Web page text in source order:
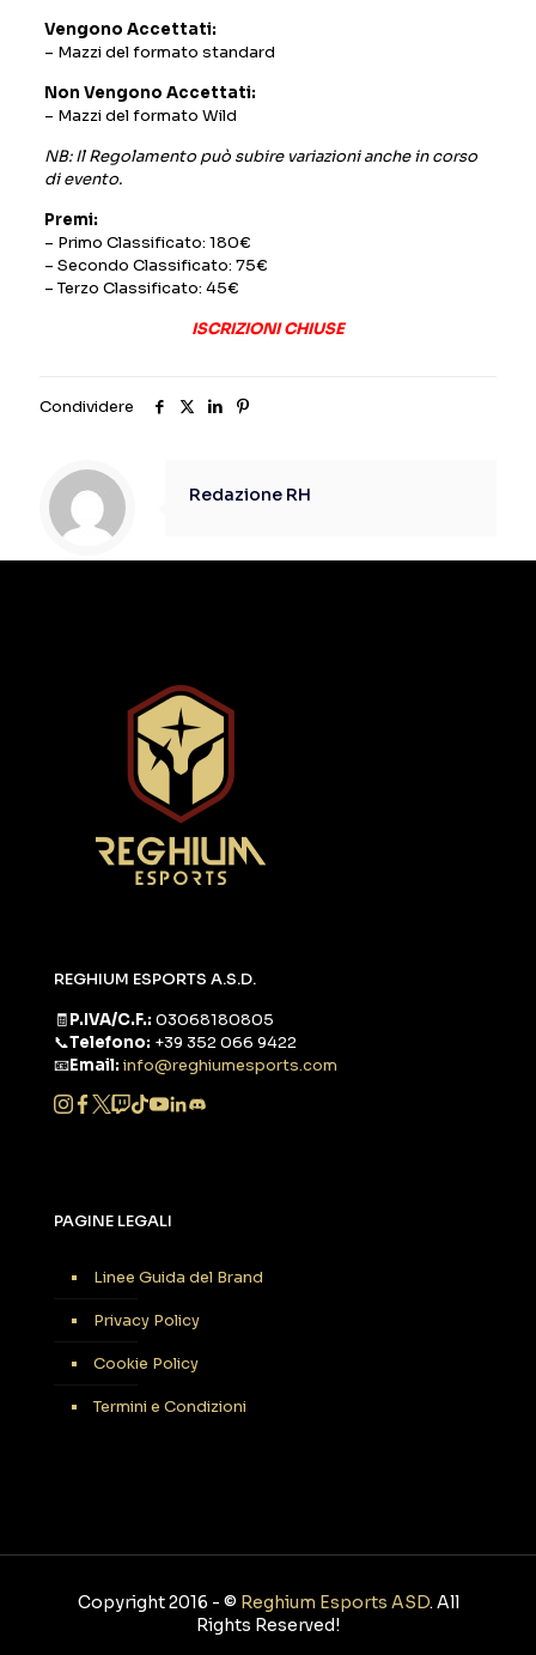
Vengono Accettati:
– Mazzi del formato standard
Non Vengono Accettati:
– Mazzi del formato Wild
NB: Il Regolamento può subire variazioni anche in corso
di evento.
Premi:
– Primo Classificato: 180€
– Secondo Classificato: 75€
– Terzo Classificato: 45€
ISCRIZIONI CHIUSE
Condividere
Redazione RH
REGHIUM ESPORTS A.S.D.
🧾P.IVA/C.F.: 03068180805
📞Telefono: +39 352 066 9422
📧Email: info@reghiumesports.com
PAGINE LEGALI
Linee Guida del Brand
Privacy Policy
Cookie Policy
Termini e Condizioni
Copyright 2016 - © Reghium Esports ASD. All
Rights Reserved!